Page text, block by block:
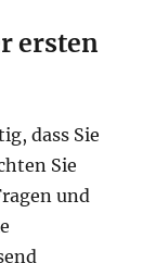
ersten
dass Sie
Sie
und